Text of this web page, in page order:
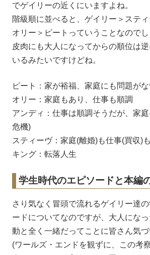
でゲイリーの近くにいますよね。
階級順に並べると、ゲイリー＞ステ
オリー＞ピートっていうことなのでし
皮肉にも大人になってからの順位は
いるみたいですけどね。
ピート：家が裕福、家庭にも問題が
オリー：家庭もあり、仕事も順調
アンディ：仕事は順調そうだが、家
危機)
スティーヴ：家庭(離婚)も仕事(買収)
キング：転落人生
学生時代のエピソードと本編
さり気なく冒頭で流れるゲイリー達
ードについてなのですが、大人にな
動と全く一緒だってことに皆さん気
(ワールズ・エンドを観ずに、この考